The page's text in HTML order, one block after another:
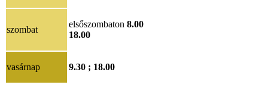
szombat
elsőszombaton 8.00
18.00
vasárnap 9.30 ; 18.00